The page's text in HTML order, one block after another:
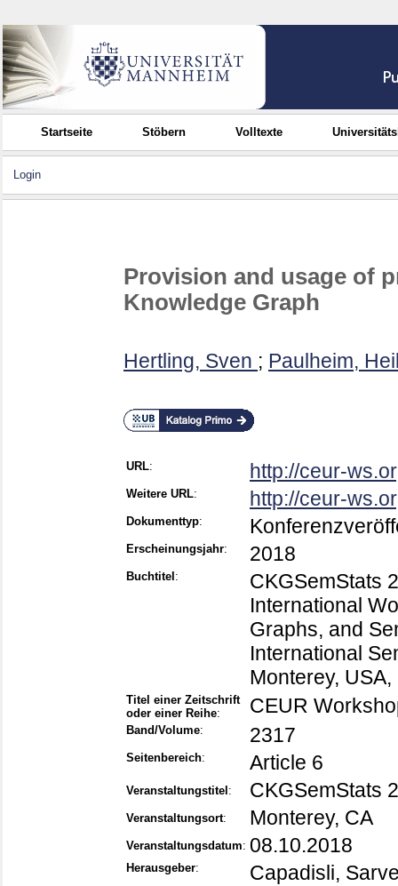
Startseite Stöbern Volltexte
Login
Provision and usage of
Knowledge Graph
Hertling, Sven ; Paulheim,
URL: http://ceur-
Weitere URL: http://ceur-
Dokumenttyp:
Erscheinungsjahr: 2018
Buchtitel :
CKGSemStats
International
Graphs, and
International
Monterey,
Titel einer Zeitschrift
oder einer Reihe: CEUR
Band/Volume: 2317
Seitenbereich: Article 6
Veranstaltungstitel : CKGSemStats
Veranstaltungsort: Monterey, CA
Veranstaltungsdatum: 08.10.2018
Herausgeber: Capadisli,